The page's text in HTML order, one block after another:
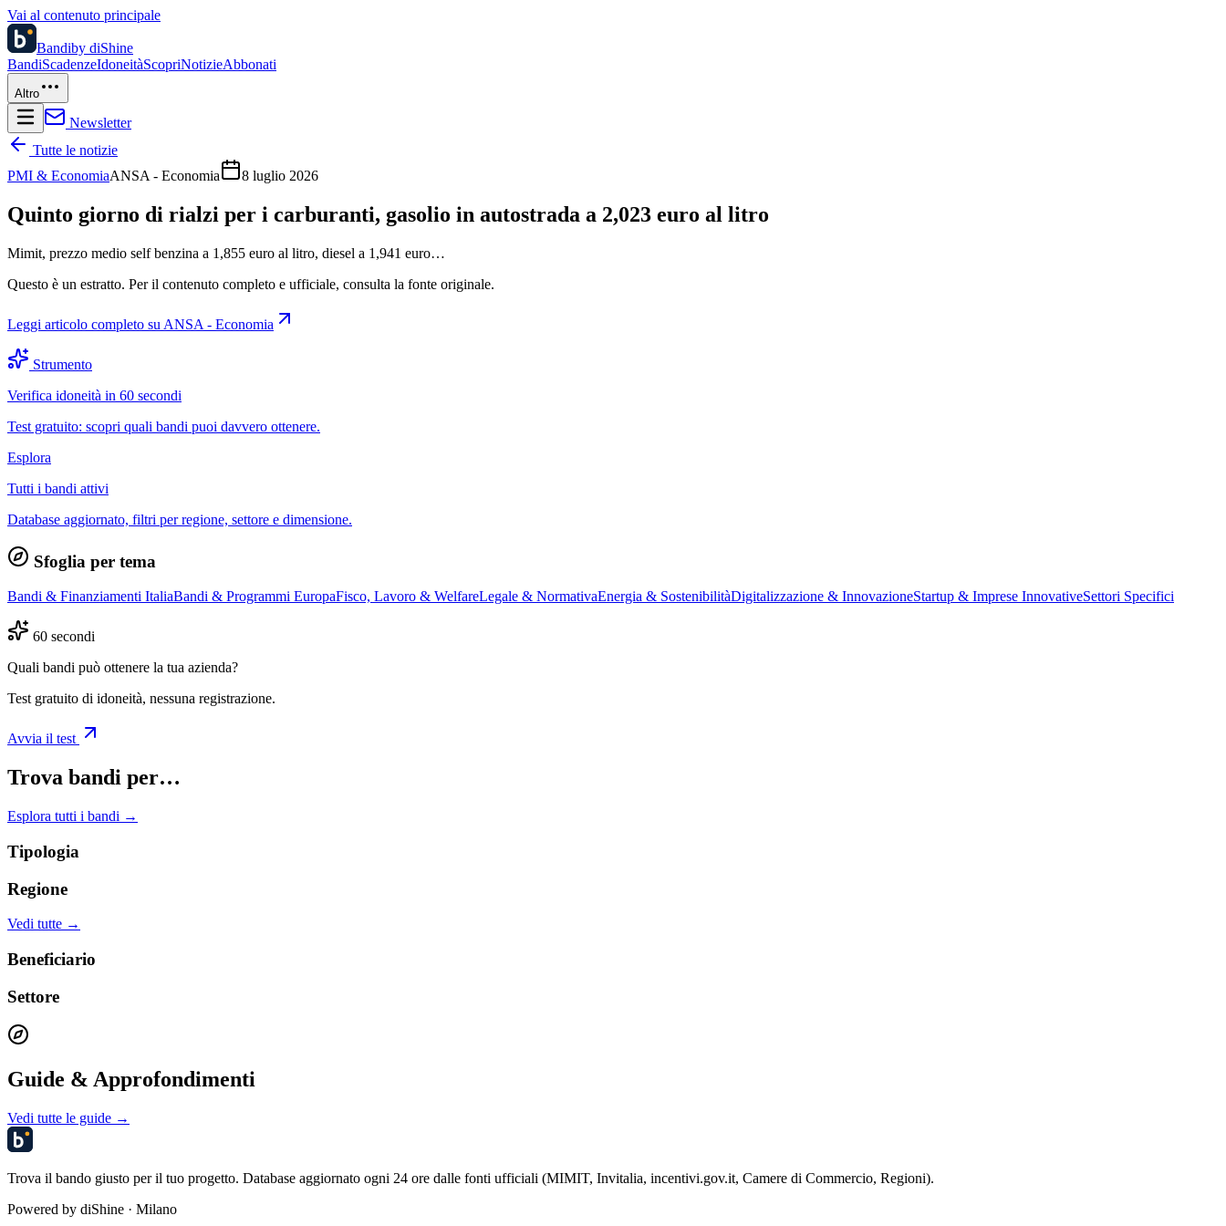
Vai al contenuto principale
Bandiby diShine
BandiScadenzeIdoneitàScopriNotizieAbbonati
Altro
Newsletter
Tutte le notizie
PMI & EconomiaANSA - Economia 8 luglio 2026
Quinto giorno di rialzi per i carburanti, gasolio in autostrada a 2,023 euro al litro
Mimit, prezzo medio self benzina a 1,855 euro al litro, diesel a 1,941 euro…
Questo è un estratto. Per il contenuto completo e ufficiale, consulta la fonte originale.
Leggi articolo completo su ANSA - Economia
Strumento
Verifica idoneità in 60 secondi
Test gratuito: scopri quali bandi puoi davvero ottenere.
Esplora
Tutti i bandi attivi
Database aggiornato, filtri per regione, settore e dimensione.
Sfoglia per tema
Bandi & Finanziamenti ItaliaBandi & Programmi EuropaFisco, Lavoro & WelfareLegale & NormativaEnergia & SostenibilitàDigitalizzazione & InnovazioneStartup & Imprese InnovativeSettori Specifici
60 secondi
Quali bandi può ottenere la tua azienda?
Test gratuito di idoneità, nessuna registrazione.
Avvia il test
Trova bandi per…
Esplora tutti i bandi →
Tipologia
Regione
Vedi tutte →
Beneficiario
Settore
Guide & Approfondimenti
Vedi tutte le guide →
Trova il bando giusto per il tuo progetto. Database aggiornato ogni 24 ore dalle fonti ufficiali (MIMIT, Invitalia, incentivi.gov.it, Camere di Commercio, Regioni).
Powered by diShine · Milano